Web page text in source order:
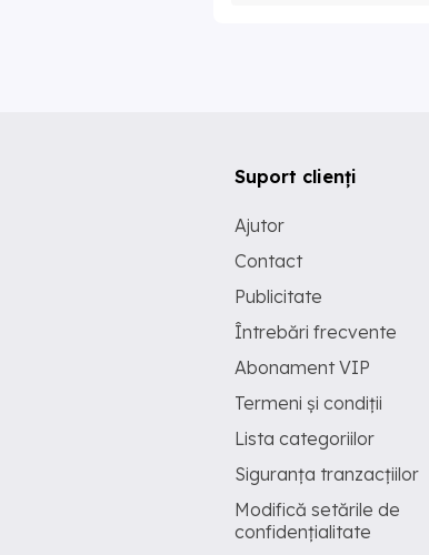
Suport clienți
Ajutor
Contact
Publicitate
Întrebări frecvente
Abonament VIP
Termeni și condiții
Lista categoriilor
Siguranța tranzacțiilor
Modifică setările de
confidențialitate